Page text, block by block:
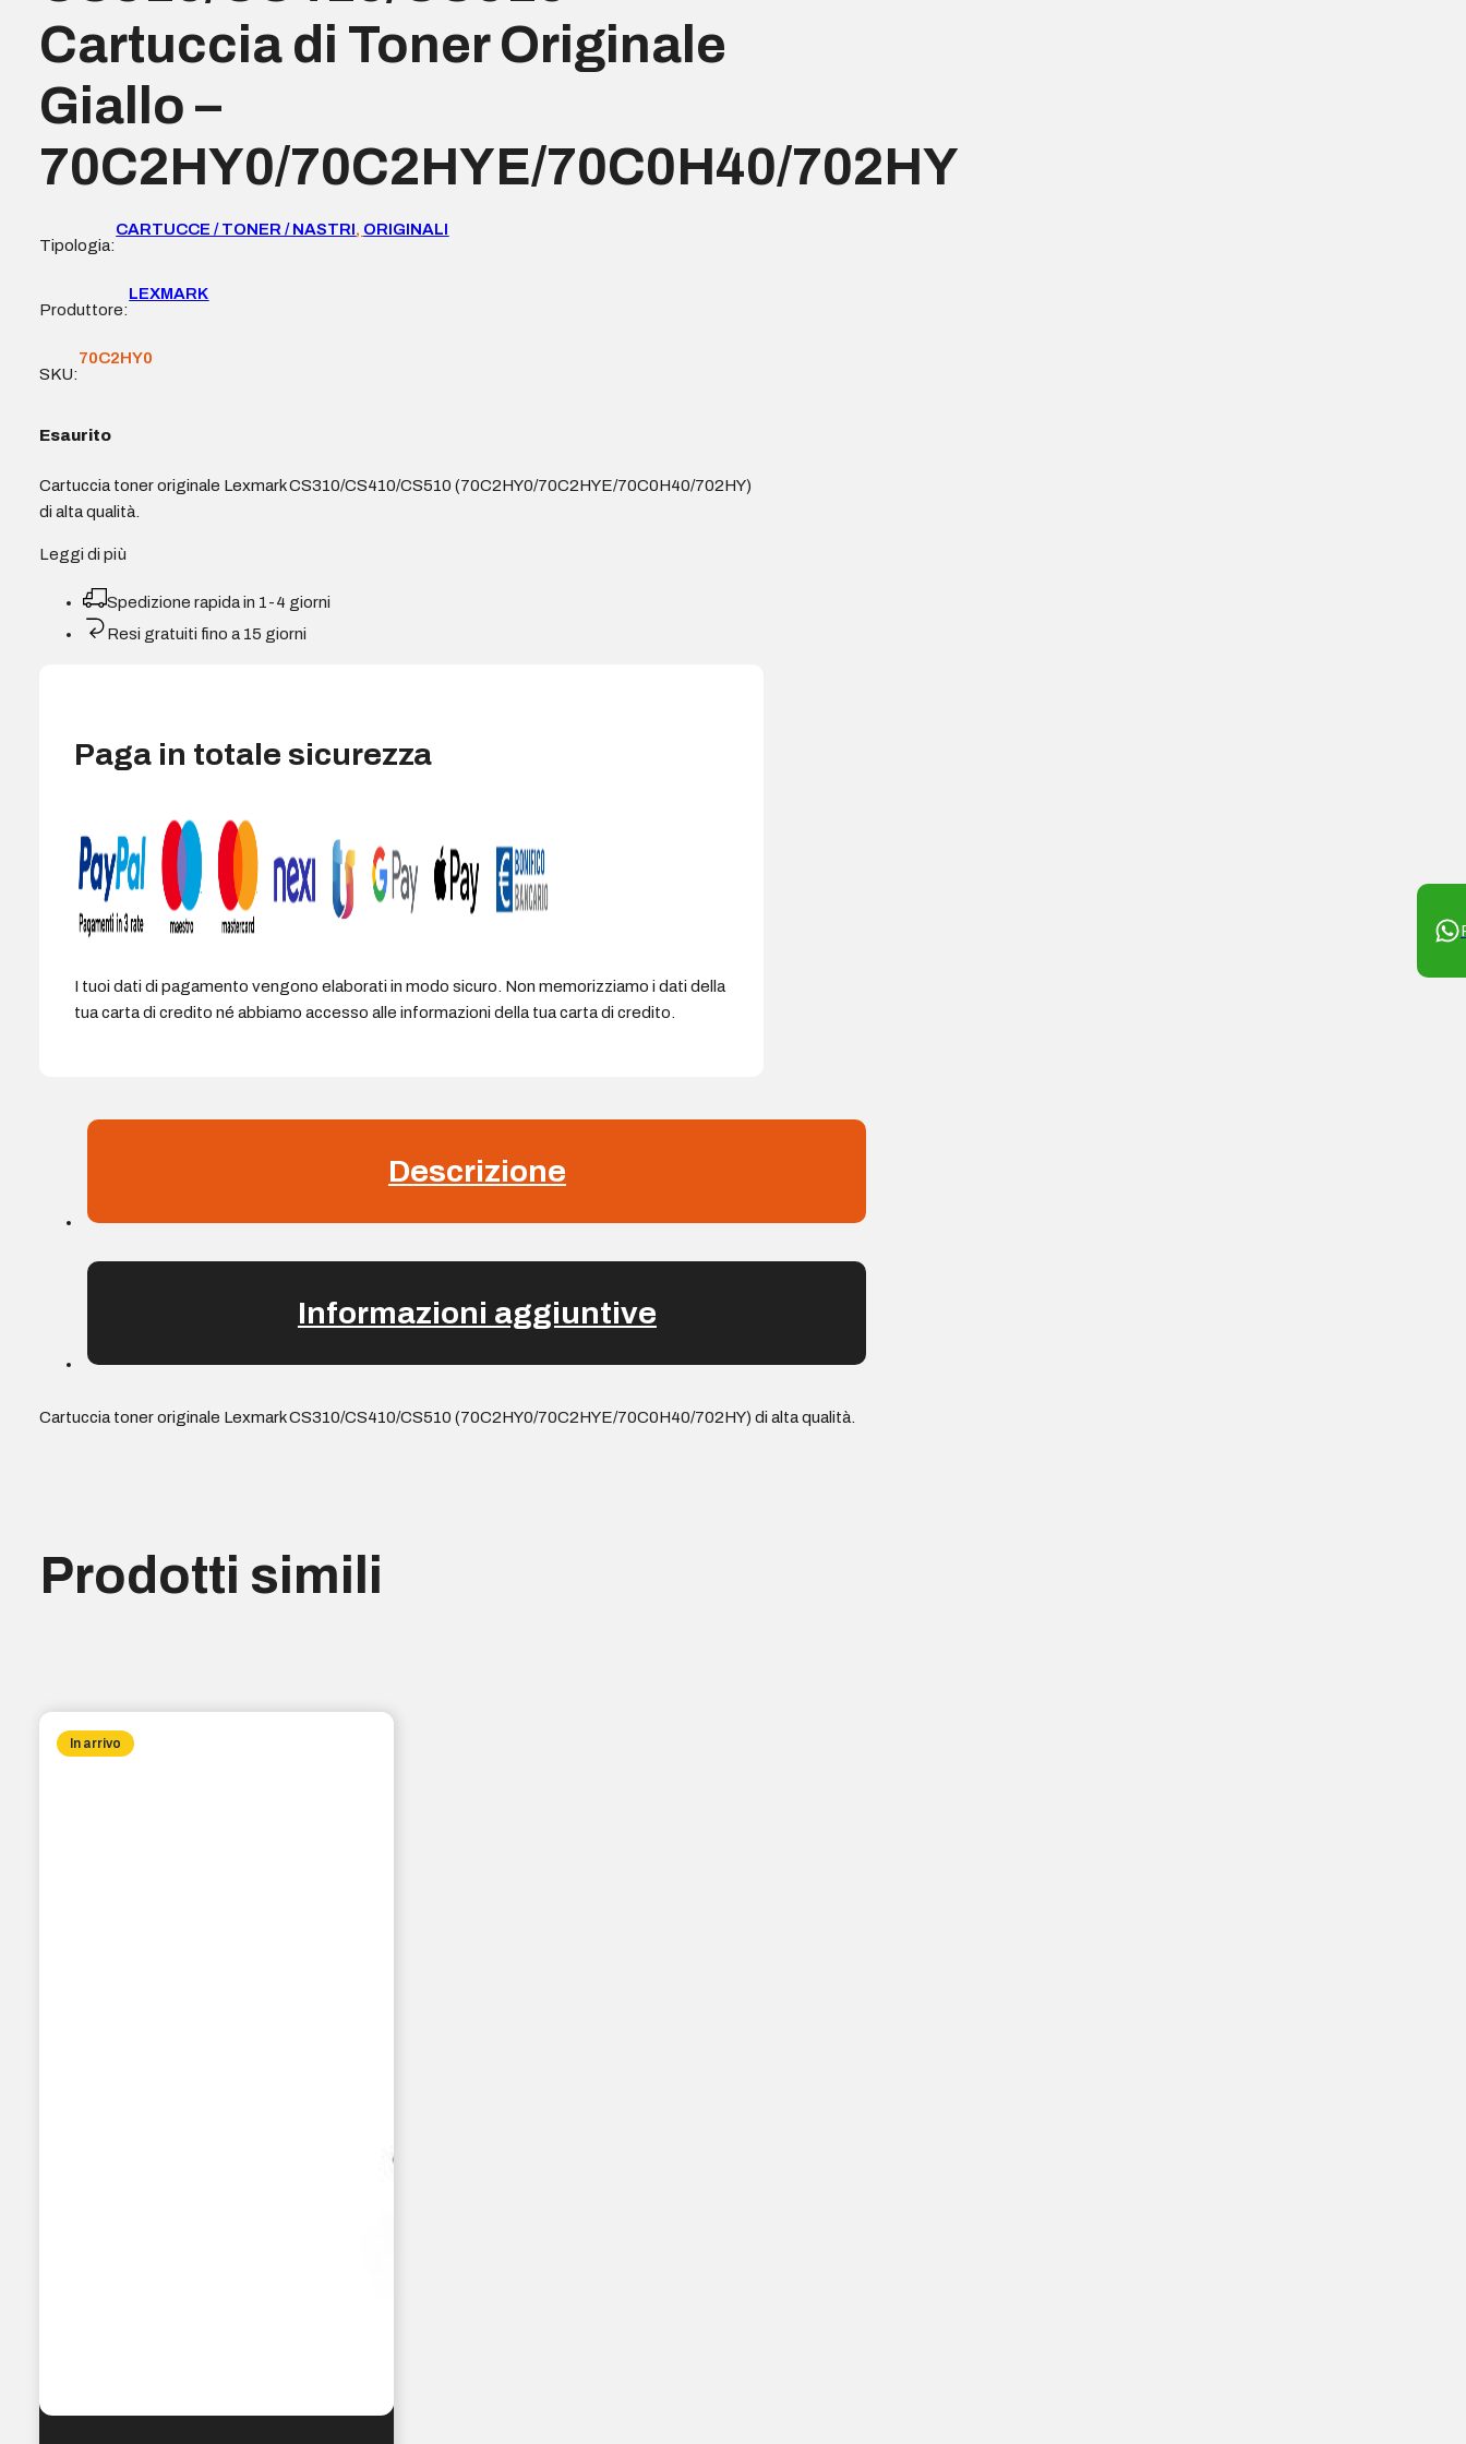
Cartuccia di Toner Originale
Giallo –
70C2HY0/70C2HYE/70C0H40/702HY
Tipologia:
CARTUCCE / TONER / NASTRI, ORIGINALI
Produttore:
LEXMARK
SKU:
70C2HY0
Esaurito
Cartuccia toner originale Lexmark CS310/CS410/CS510 (70C2HY0/70C2HYE/70C0H40/702HY)
di alta qualità.
Leggi di più
Spedizione rapida in 1-4 giorni
Resi gratuiti fino a 15 giorni
Paga in totale sicurezza
I tuoi dati di pagamento vengono elaborati in modo sicuro. Non memorizziamo i dati della
tua carta di credito né abbiamo accesso alle informazioni della tua carta di credito.
Descrizione
Informazioni aggiuntive
Cartuccia toner originale Lexmark CS310/CS410/CS510 (70C2HY0/70C2HYE/70C0H40/702HY) di alta qualità.
Prodotti simili
In arrivo